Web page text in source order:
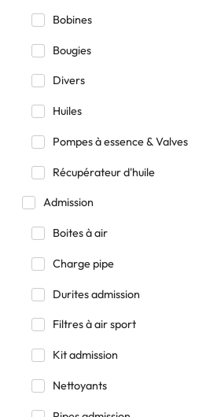
Bobines
Bougies
Divers
Huiles
Pompes à essence & Valves
Récupérateur d'huile
Admission
Boites à air
Charge pipe
Durites admission
Filtres à air sport
Kit admission
Nettoyants